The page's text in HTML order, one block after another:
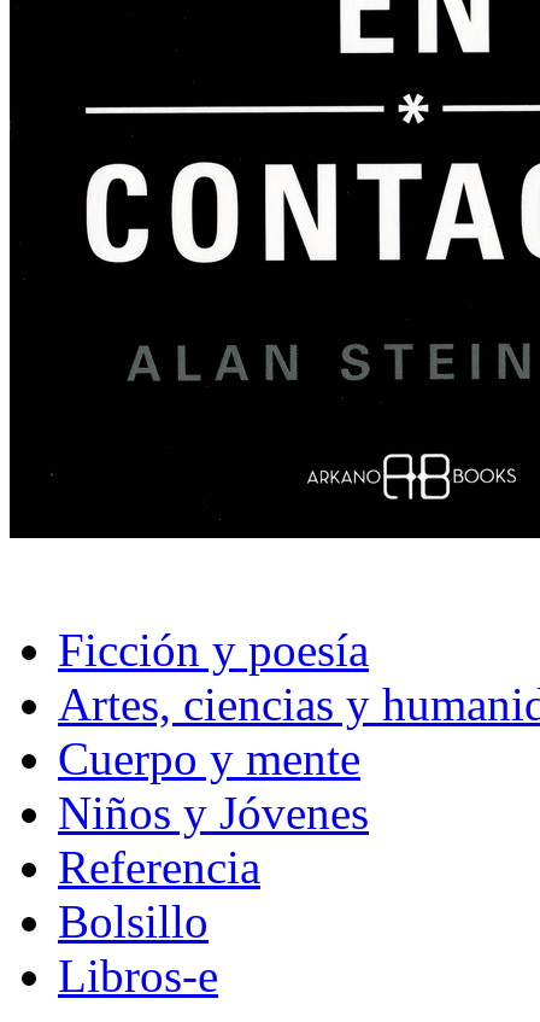
Ficción y poesía
Artes, ciencias y
Cuerpo y mente
Niños y Jóvenes
Referencia
Bolsillo
Libros-e